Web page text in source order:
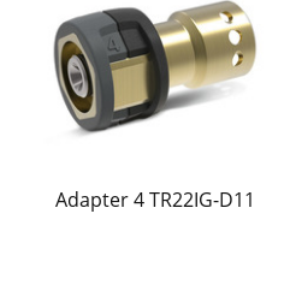
Adapter 4 TR22IG-D11